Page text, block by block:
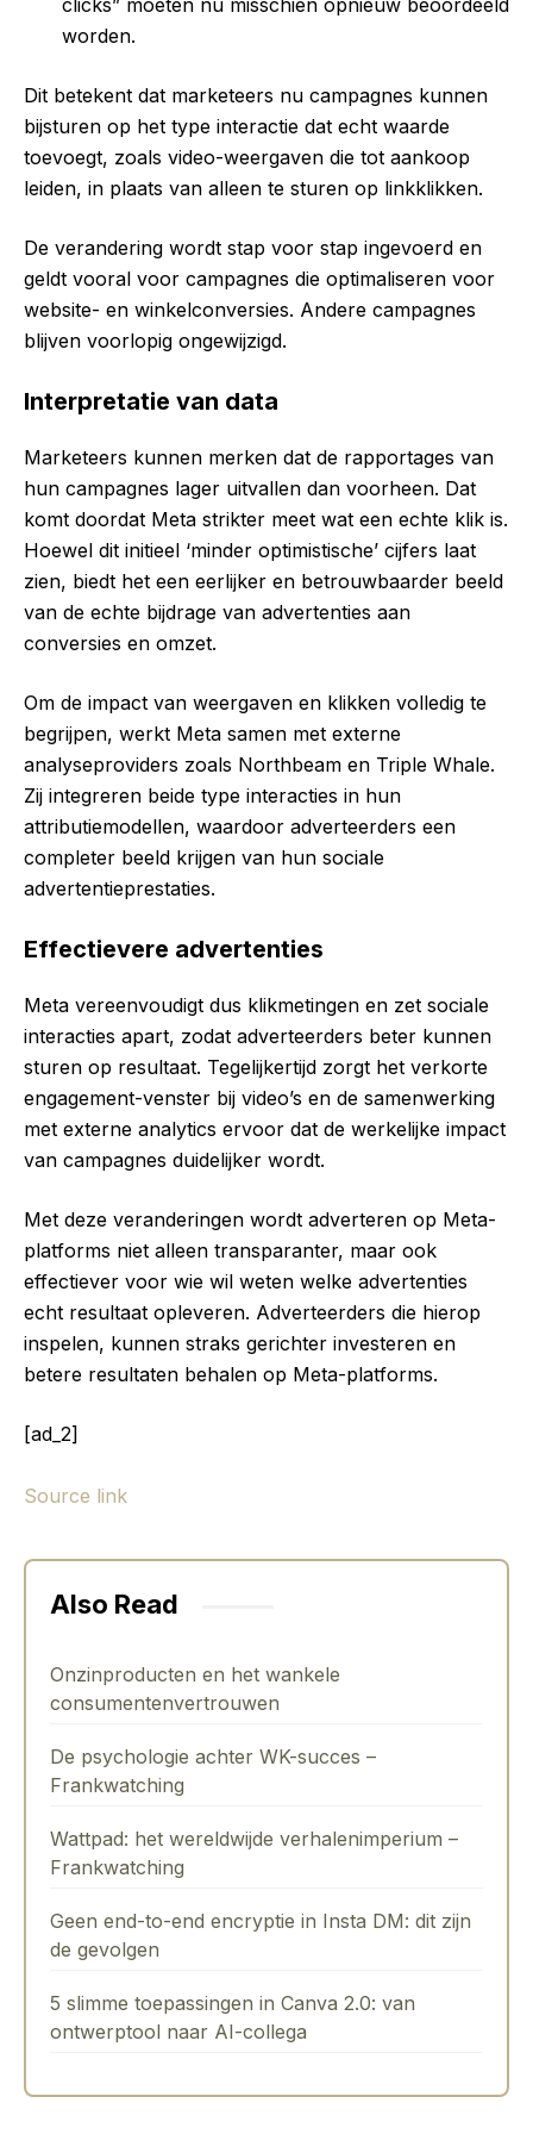
clicks” moeten nu misschien opnieuw beoordeeld
worden.
Dit betekent dat marketeers nu campagnes kunnen
bijsturen op het type interactie dat echt waarde
toevoegt, zoals video-weergaven die tot aankoop
leiden, in plaats van alleen te sturen op linkklikken.
De verandering wordt stap voor stap ingevoerd en
geldt vooral voor campagnes die optimaliseren voor
website- en winkelconversies. Andere campagnes
blijven voorlopig ongewijzigd.
Interpretatie van data
Marketeers kunnen merken dat de rapportages van
hun campagnes lager uitvallen dan voorheen. Dat
komt doordat Meta strikter meet wat een echte klik is.
Hoewel dit initieel ‘minder optimistische’ cijfers laat
zien, biedt het een eerlijker en betrouwbaarder beeld
van de echte bijdrage van advertenties aan
conversies en omzet.
Om de impact van weergaven en klikken volledig te
begrijpen, werkt Meta samen met externe
analyseproviders zoals Northbeam en Triple Whale.
Zij integreren beide type interacties in hun
attributiemodellen, waardoor adverteerders een
completer beeld krijgen van hun sociale
advertentieprestaties.
Effectievere advertenties
Meta vereenvoudigt dus klikmetingen en zet sociale
interacties apart, zodat adverteerders beter kunnen
sturen op resultaat. Tegelijkertijd zorgt het verkorte
engagement-venster bij video’s en de samenwerking
met externe analytics ervoor dat de werkelijke impact
van campagnes duidelijker wordt.
Met deze veranderingen wordt adverteren op Meta-
platforms niet alleen transparanter, maar ook
effectiever voor wie wil weten welke advertenties
echt resultaat opleveren. Adverteerders die hierop
inspelen, kunnen straks gerichter investeren en
betere resultaten behalen op Meta-platforms.
[ad_2]
Source link
Also Read
Onzinproducten en het wankele
consumentenvertrouwen
De psychologie achter WK-succes –
Frankwatching
Wattpad: het wereldwijde verhalenimperium –
Frankwatching
Geen end-to-end encryptie in Insta DM: dit zijn
de gevolgen
5 slimme toepassingen in Canva 2.0: van
ontwerptool naar AI-collega